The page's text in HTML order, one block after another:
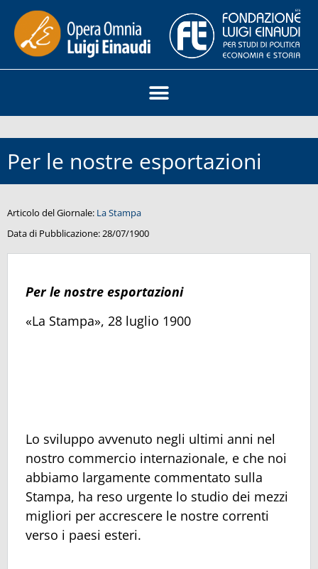
Per le nostre esportazioni
Articolo del Giornale: La Stampa
Data di Pubblicazione:28/07/1900
Per le nostre esportazioni
«La Stampa», 28 luglio 1900
Lo sviluppo avvenuto negli ultimi anni nel
nostro commercio internazionale, e che noi
abbiamo largamente commentato sulla
Stampa, ha reso urgente lo studio dei mezzi
migliori per accrescere le nostre correnti
verso i paesi esteri.